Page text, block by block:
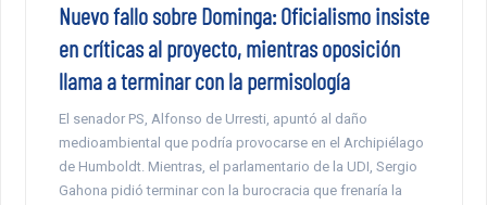
Nuevo fallo sobre Dominga: Oficialismo insiste
en críticas al proyecto, mientras oposición
llama a terminar con la permisología
El senador PS, Alfonso de Urresti, apuntó al daño
medioambiental que podría provocarse en el Archipiélago
de Humboldt. Mientras, el parlamentario de la UDI, Sergio
Gahona pidió terminar con la burocracia que frenaría la